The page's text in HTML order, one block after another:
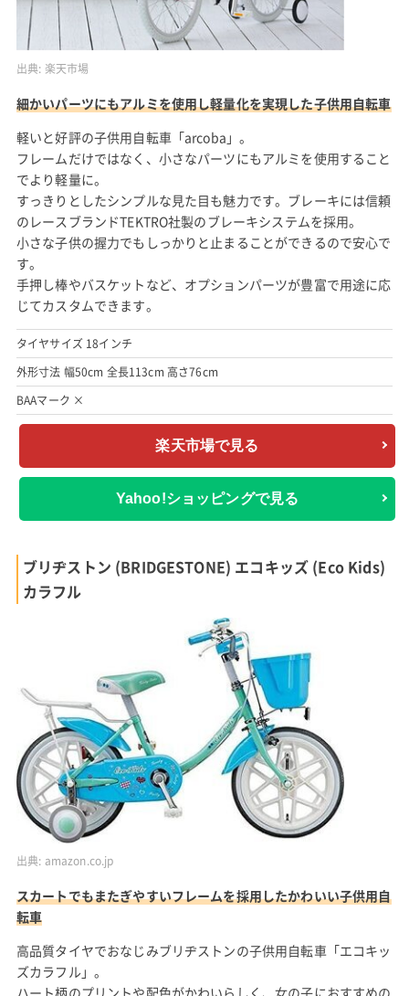
出典: 楽天市場
細かいパーツにもアルミを使用し軽量化を実現した子供用自転車
軽いと好評の子供用自転車「arcoba」。
フレームだけではなく、小さなパーツにもアルミを使用すること
でより軽量に。
すっきりとしたシンプルな見た目も魅力です。ブレーキには信頼
のレースブランドTEKTRO社製のブレーキシステムを採用。
小さな子供の握力でもしっかりと止まることができるので安心で
す。
手押し棒やバスケットなど、オプションパーツが豊富で用途に応
じてカスタムできます。
タイヤサイズ 18インチ
外形寸法 幅50cm 全長113cm 高さ76cm
BAAマーク ×
楽天市場で見る
Yahoo!ショッピングで見る
ブリヂストン (BRIDGESTONE) エコキッズ (Eco Kids)
カラフル
出典: amazon.co.jp
スカートでもまたぎやすいフレームを採用したかわいい子供用自
転車
高品質タイヤでおなじみブリヂストンの子供用自転車「エコキッ
ズカラフル」。
ハート柄のプリントや配色がかわいらしく、女の子におすすめの